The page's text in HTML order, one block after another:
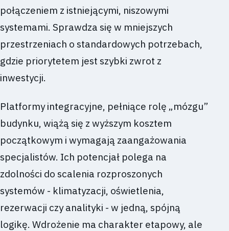
połączeniem z istniejącymi, niszowymi
systemami. Sprawdza się w mniejszych
przestrzeniach o standardowych potrzebach,
gdzie priorytetem jest szybki zwrot z
inwestycji.
Platformy integracyjne, pełniące rolę „mózgu”
budynku, wiążą się z wyższym kosztem
początkowym i wymagają zaangażowania
specjalistów. Ich potencjał polega na
zdolności do scalenia rozproszonych
systemów - klimatyzacji, oświetlenia,
rezerwacji czy analityki - w jedną, spójną
logikę. Wdrożenie ma charakter etapowy, ale